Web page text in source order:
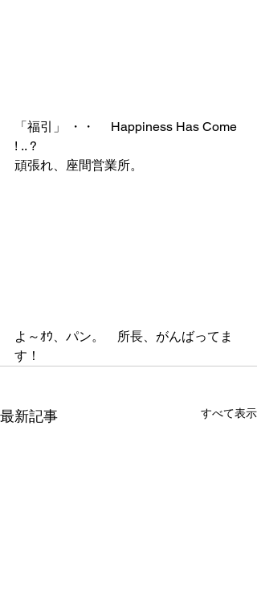
「福引」 ・・ 　Happiness Has Come
! .. ?
頑張れ、座間営業所。
よ～ｵｳ、パン。　所長、がんばってま
す！
最新記事 すべて表示